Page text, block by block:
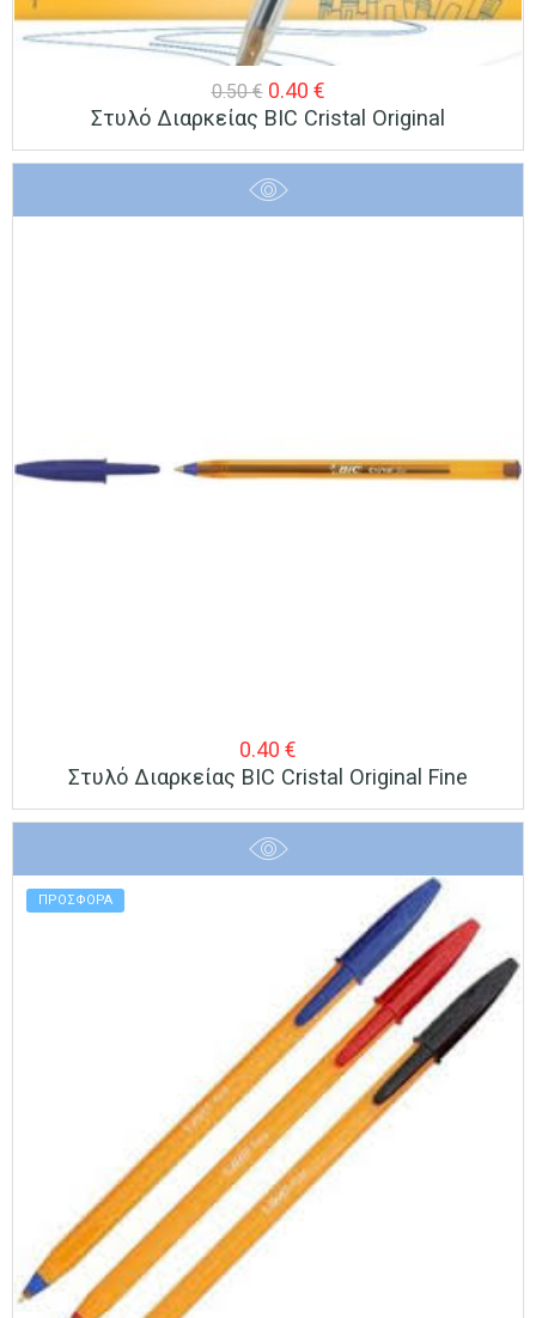
0.50€ Original
price
was:
0.50 €.
0.40 €Η
τρέχουσα
τιμή
Στυλό Διαρκείας BIC Cristal Original
0.40 €
Στυλό Διαρκείας BIC Cristal Original Fine
ΠΡΟΣΦΟΡΑ